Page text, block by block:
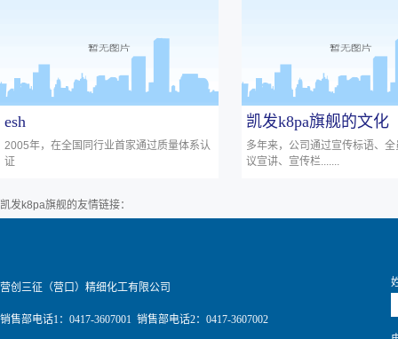
esh
2005年，在全国同行业首家通过质量体系认
证
凯发k8pa旗舰的文化
多年来，公司通过宣传标语、
议宣讲、宣传栏.......
凯发k8pa旗舰的友情链接：
营创三征（营口）精细化工有限公司
销售部电话1：0417-3607001 销售部电话2：0417-3607002